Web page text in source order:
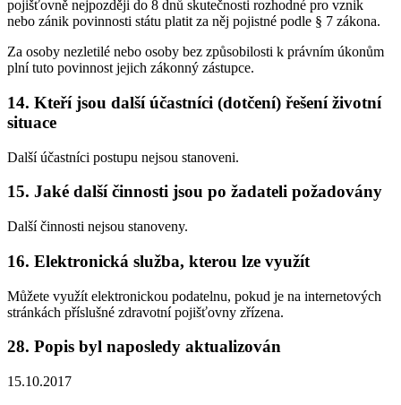
pojišťovně nejpozději do 8 dnů skutečnosti rozhodné pro vznik
nebo zánik povinnosti státu platit za něj pojistné podle § 7 zákona.
Za osoby nezletilé nebo osoby bez způsobilosti k právním úkonům
plní tuto povinnost jejich zákonný zástupce.
14. Kteří jsou další účastníci (dotčení) řešení životní
situace
Další účastníci postupu nejsou stanoveni.
15. Jaké další činnosti jsou po žadateli požadovány
Další činnosti nejsou stanoveny.
16. Elektronická služba, kterou lze využít
Můžete využít elektronickou podatelnu, pokud je na internetových
stránkách příslušné zdravotní pojišťovny zřízena.
28. Popis byl naposledy aktualizován
15.10.2017